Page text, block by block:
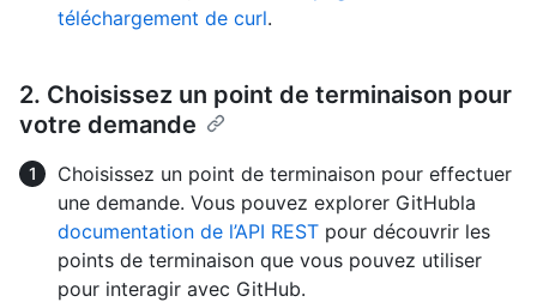
téléchargement de curl.
2. Choisissez un point de terminaison pour
votre demande
Choisissez un point de terminaison pour effectuer
une demande. Vous pouvez explorer GitHubla
documentation de l’API REST pour découvrir les
points de terminaison que vous pouvez utiliser
pour interagir avec GitHub.